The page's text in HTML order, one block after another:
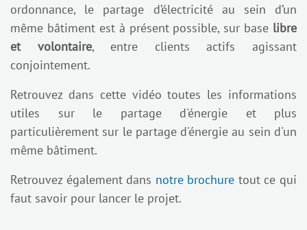
ordonnance, le partage d’électricité au sein d’un
même bâtiment est à présent possible, sur base libre
et volontaire, entre clients actifs agissant
conjointement.
Retrouvez dans cette vidéo toutes les informations
utiles sur le partage d'énergie et plus
particulièrement sur le partage d'énergie au sein d'un
même bâtiment.
Retrouvez également dans notre brochure tout ce qui
faut savoir pour lancer le projet.